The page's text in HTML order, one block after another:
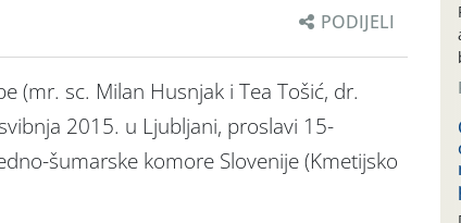
PODIJELI
(mr. sc. Milan Husnjak i Tea Tošić, dr.
2015. u Ljubljani, proslavi 15-
šumarske komore Slovenije (Kmetijsko